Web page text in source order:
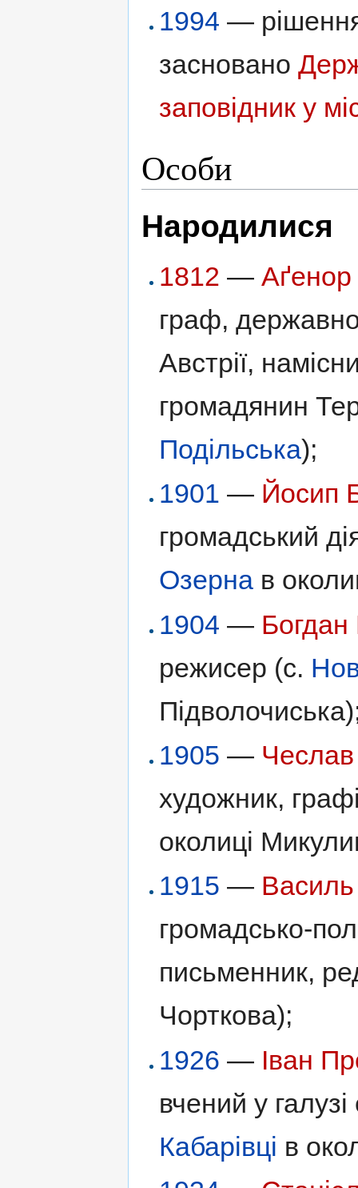
1994 —
засновано
заповідник у
Особи
Народилися
1812 —Аґенор
граф,
Австрії,
громадянин
Подільська);
1901 — Йосип
громадський
Озерна в
1904 — Богдан
режисер (с.
1905 —
художник,
околиці
1915 —
громадсько-
письменник,
Чорткова);
1926 — Іван
вчений у галузі
Кабарівці в